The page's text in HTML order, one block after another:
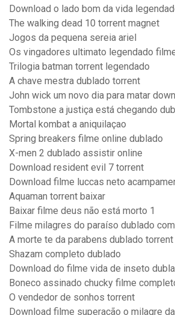
Download o lado bom da vida
The walking dead 10 torrent magnet
Jogos da pequena sereia ariel
Os vingadores ultimato legendado
Trilogia batman torrent legendado
A chave mestra dublado torrent
John wick um novo dia para matar
Tombstone a justiça está chegando
Mortal kombat a aniquilaçao
Spring breakers filme online dublado
X-men 2 dublado assistir online
Download resident evil 7 torrent
Download filme luccas neto
Aquaman torrent baixar
Baixar filme deus não está morto 1
Filme milagres do paraíso dublado
A morte te da parabens dublado torrent
Shazam completo dublado
Download do filme vida de inseto
Boneco assinado chucky filme
O vendedor de sonhos torrent
Download filme superação o milagre